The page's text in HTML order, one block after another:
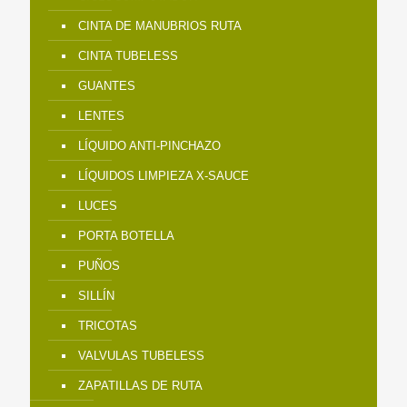
CINTA DE MANUBRIOS RUTA
CINTA TUBELESS
GUANTES
LENTES
LÍQUIDO ANTI-PINCHAZO
LÍQUIDOS LIMPIEZA X-SAUCE
LUCES
PORTA BOTELLA
PUÑOS
SILLÍN
TRICOTAS
VALVULAS TUBELESS
ZAPATILLAS DE RUTA